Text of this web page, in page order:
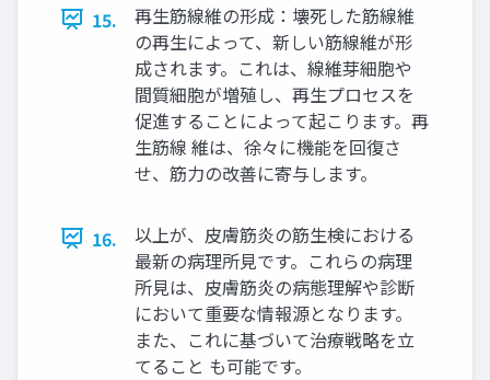
15.
再生筋線維の形成：壊死した筋線維
の再生によって、新しい筋線維が形
成されます。これは、線維芽細胞や
間質細胞が増殖し、再生プロセスを
促進することによって起こります。再
生筋線 維は、徐々に機能を回復さ
せ、筋力の改善に寄与します。
16.
以上が、皮膚筋炎の筋生検における
最新の病理所見です。これらの病理
所見は、皮膚筋炎の病態理解や診断
において重要な情報源となります。
また、これに基づいて治療戦略を立
てること も可能です。